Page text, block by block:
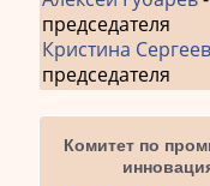
председателя
Кристина
председателя
Комитет по